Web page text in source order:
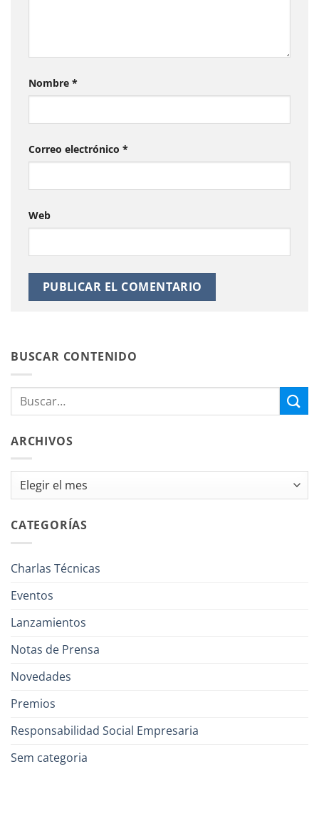
Nombre *
Correo electrónico *
Web
BUSCAR CONTENIDO
ARCHIVOS
Archivos
CATEGORÍAS
Charlas Técnicas
Eventos
Lanzamientos
Notas de Prensa
Novedades
Premios
Responsabilidad Social Empresaria
Sem categoria